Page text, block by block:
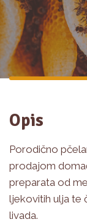
Opis
Porodično
prodajom
preparata od
ljekovitih ulja te
livada.